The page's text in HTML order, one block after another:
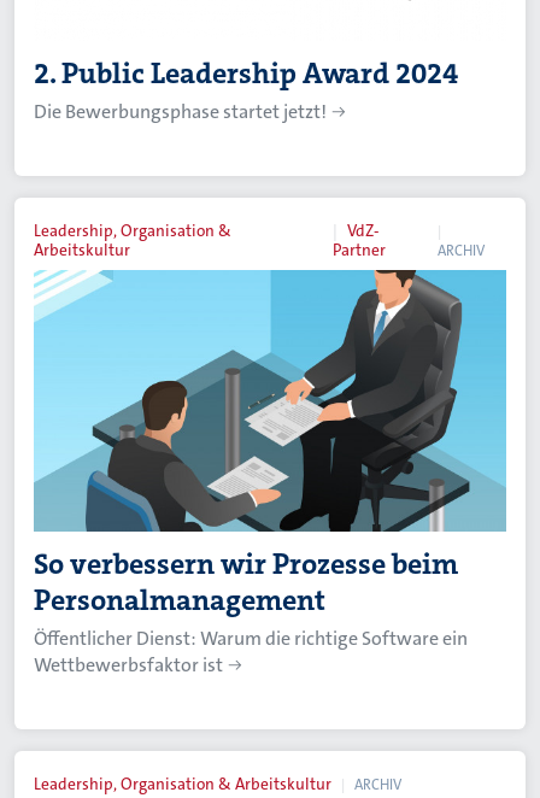
2. Public Leadership Award 2024
Die Bewerbungsphase startet jetzt!
Leadership, Organisation &
Arbeitskultur
VdZ-
Partner
ARCHIV
So verbessern wir Prozesse beim
Personalmanagement
Öffentlicher Dienst: Warum die richtige Software ein
Wettbewerbsfaktor ist
Leadership, Organisation & Arbeitskultur ARCHIV